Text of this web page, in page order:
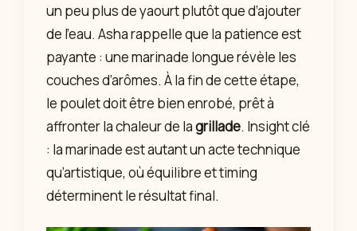
un peu plus de yaourt plutôt que d’ajouter
de l’eau. Asha rappelle que la patience est
payante : une marinade longue révèle les
couches d’arômes. À la fin de cette étape,
le poulet doit être bien enrobé, prêt à
affronter la chaleur de lagrillade. Insight clé
: la marinade est autant un acte technique
qu’artistique, où équilibre et timing
déterminent le résultat final.